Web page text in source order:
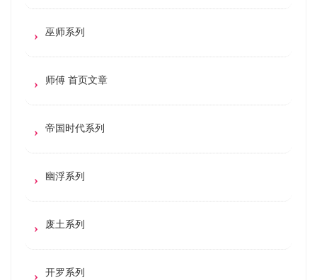
巫师系列
师傅 首页文章
帝国时代系列
幽浮系列
废土系列
开罗系列